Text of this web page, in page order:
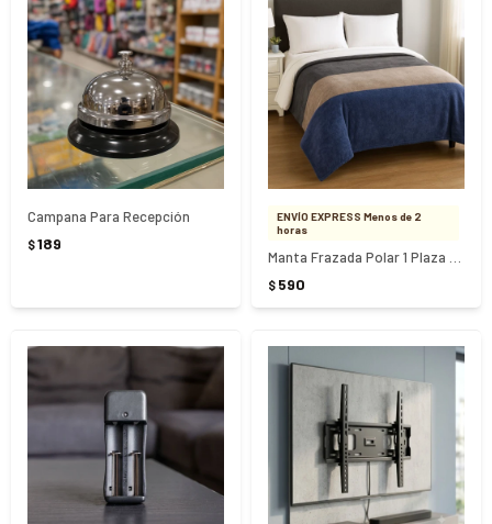
Campana Para Recepción
$189
ENVÍO EXPRESS Menos de 2
horas
$ 590